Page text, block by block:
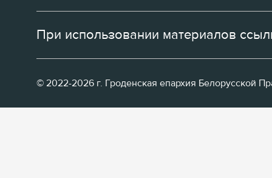
При использовании материалов
© 2022-2026 г. Гроденская епархия Белорусской